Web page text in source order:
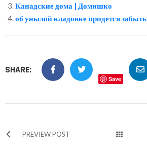
Канадские дома | Домишко
об унылой кладовке придется забыть
SHARE:
Save
PREVIEW POST